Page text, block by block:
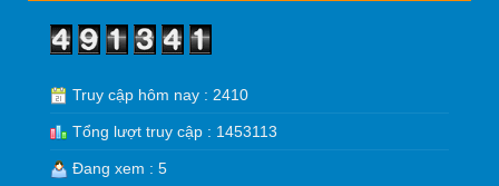
Truy cập hôm nay : 2410
Tổng lượt truy cập : 1453113
Đang xem : 5